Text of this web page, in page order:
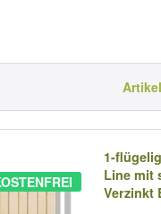
1-
Line mit
Verzinkt